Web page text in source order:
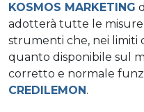
KOSMOS MARKETING
adotterà tutte le misure
strumenti che, nei limiti
quanto disponibile sul
corretto e normale
CREDILEMON.